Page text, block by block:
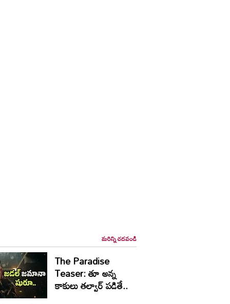
మరిన్ని చదవండి
The Paradise
Teaser: తూ అన్న
కాకులు తల్వార్ పడితే..